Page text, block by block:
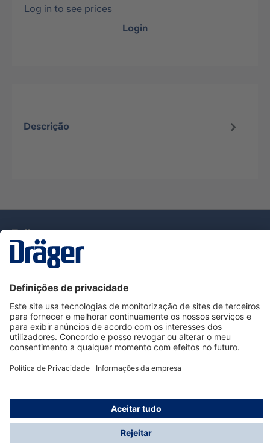
Log in to see prices
Login
Descrição
Serviço de Apoio ao Cliente Dräger
Utilização da loja
Informações
© Dräger Portugal, Lda, 2024
* Todos os preços excl. IVA mais
possíveis taxas de entrega, se não for indicado o